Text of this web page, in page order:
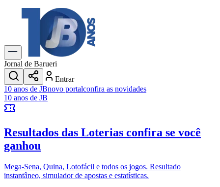
Explore Tudo
Últimas Notícias
Previsão do Tempo
Trânsito e Rotas
Dia a Dia & Lazer
Transportes
Gastronomia
Cinema & Shows
JogosNovo
Anuncie no Portal
Cadastrar Empresa
Divulgar Vagas
Política
Jornal de Barueri
Entrar
10 anos de JBnovo portalconfira as novidades
10 anos de JB
Resultados das Loterias confira se você
ganhou
Mega-Sena, Quina, Lotofácil e todos os jogos. Resultado
instantâneo, simulador de apostas e estatísticas.